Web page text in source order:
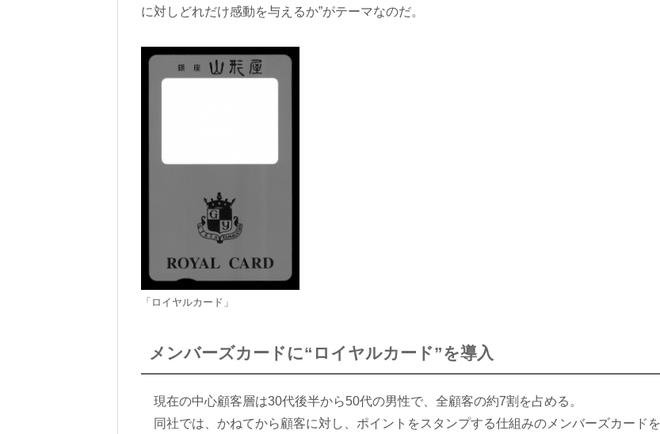
に対しどれだけ感動を与えるか”がテーマなのだ。
「ロイヤルカード」
メンバーズカードに“ロイヤルカード”を導入
現在の中心顧客層は30代後半から50代の男性で、全顧客の約7割を占める。
同社では、かねてから顧客に対し、ポイントをスタンプする仕組みのメンバーズカードを